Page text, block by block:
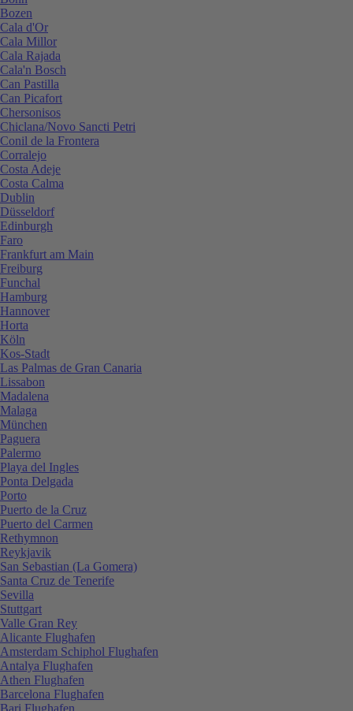
Bozen
Cala d'Or
Cala Millor
Cala Rajada
Cala'n Bosch
Can Pastilla
Can Picafort
Chersonisos
Chiclana/Novo Sancti Petri
Conil de la Frontera
Corralejo
Costa Adeje
Costa Calma
Dublin
Düsseldorf
Edinburgh
Faro
Frankfurt am Main
Freiburg
Funchal
Hamburg
Hannover
Horta
Köln
Kos-Stadt
Las Palmas de Gran Canaria
Lissabon
Madalena
Malaga
München
Paguera
Palermo
Playa del Ingles
Ponta Delgada
Porto
Puerto de la Cruz
Puerto del Carmen
Rethymnon
Reykjavik
San Sebastian (La Gomera)
Santa Cruz de Tenerife
Sevilla
Stuttgart
Valle Gran Rey
Alicante Flughafen
Amsterdam Schiphol Flughafen
Antalya Flughafen
Athen Flughafen
Barcelona Flughafen
Bari Flughafen